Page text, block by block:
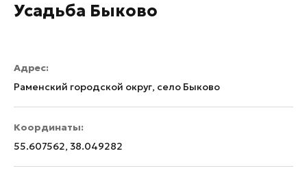
Усадьба Быково
Адрес:
Раменский городской округ, село Быково
Координаты:
55.607562, 38.049282